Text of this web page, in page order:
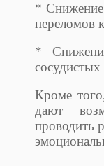
* Снижение
переломов
*
сосудистых
Кроме
дают
проводить